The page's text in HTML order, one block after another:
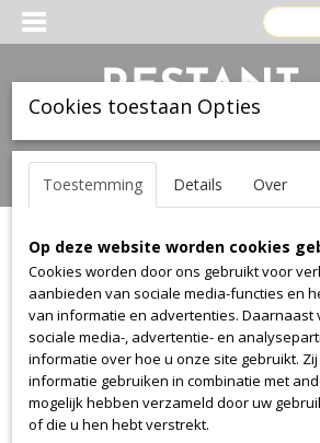
Inloggen Registreren
Home >Stof>Textaafoam>Jazz>Jazz 60
Cookies toestaan Opties
Toestemming Details Over
Op deze website worden cookies
Cookies worden door ons gebruikt voor
aanbieden van sociale media-functies en
van informatie en advertenties. Daarnaast
sociale media-, advertentie- en
informatie over hoe u onze site gebruikt.
informatie gebruiken in combinatie met
mogelijk hebben verzameld door uw
of die u hen hebt verstrekt.